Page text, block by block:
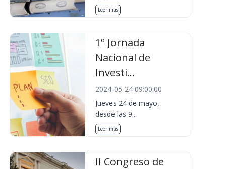
Leer más
1º Jornada
Nacional de
Investi...
2024-05-24 09:00:00
Jueves 24 de mayo,
desde las 9...
Leer más
II Congreso de